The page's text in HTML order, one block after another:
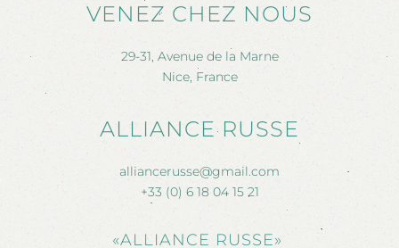
VENEZ CHEZ NOUS
29-31, Avenue de la Marne
Nice, France
ALLIANCE RUSSE
alliancerusse@gmail.com
+33 (0) 6 18 04 15 21
«ALLIANCE RUSSE»